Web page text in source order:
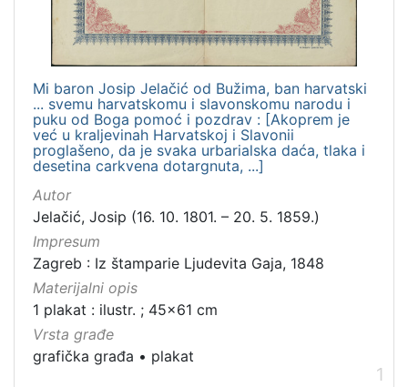
Mi baron Josip Jelačić od Bužima, ban harvatski
... svemu harvatskomu i slavonskomu narodu i
puku od Boga pomoć i pozdrav : [Akoprem je
već u kraljevinah Harvatskoj i Slavonii
proglašeno, da je svaka urbarialska daća, tlaka i
desetina carkvena dotargnuta, ...]
Autor
Jelačić, Josip (16. 10. 1801. – 20. 5. 1859.)
Impresum
Zagreb : Iz štamparie Ljudevita Gaja, 1848
Materijalni opis
1 plakat : ilustr. ; 45x61 cm
Vrsta građe
grafička građa • plakat
1